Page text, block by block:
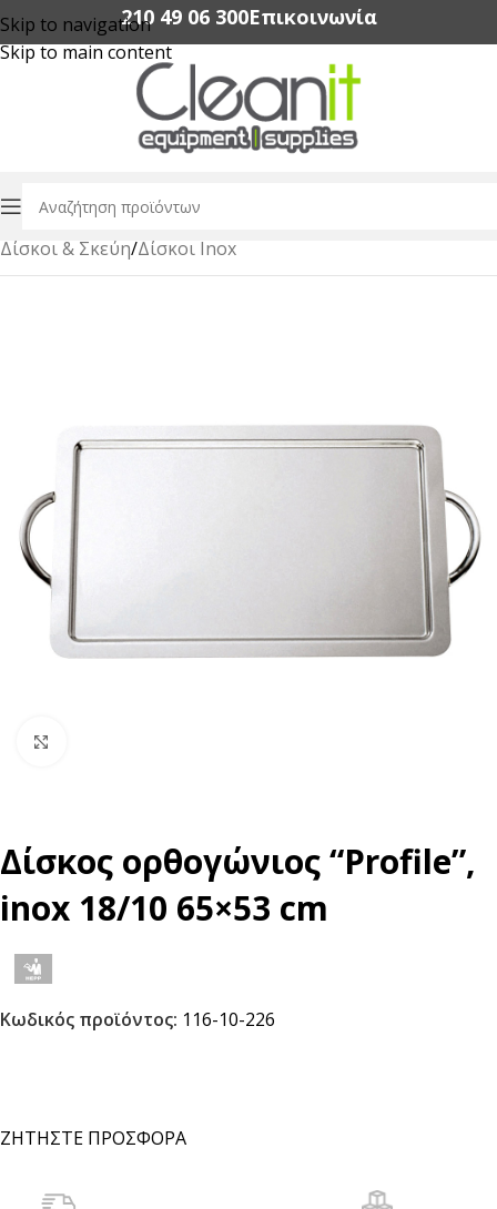
Skip to navigation
Skip to main content
210 49 06 300‬Επικοινωνία
Αρχική σελίδα/Εξοπλισμός Εστίασης
Δίσκοι & Σκεύη/Δίσκοι Ιnox
Δίσκος ορθογώνιος “Profile”,
inox 18/10 65×53 cm
Κωδικός προϊόντος: 116-10-226
ΖΗΤΗΣΤΕ ΠΡΟΣΦΟΡΑ